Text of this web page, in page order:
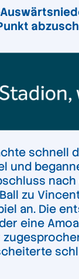
schnell
und
zu
an. Die
eine